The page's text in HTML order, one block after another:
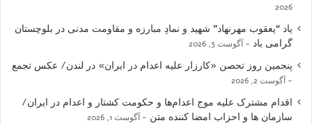
2026
یاد “یعقوب مهرنهاد” شهید و نمادِ مبارزه و مقاومت مدنی در بلوچستان
گرامی باد
آگوست 3, 2026
پنجمین روز تحصن «کارزار علیه اعدام در ایران» در لندن/ عکس تجمع
آگوست 2, 2026
اقدام مشترک علیه موج اعدام‌ها و حکومت کشتار و اعدام در ایران/
سازمان ها و احزاب امضا کننده متن
آگوست 1, 2026